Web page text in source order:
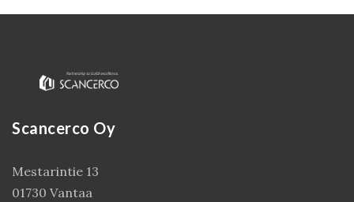
Scancerco Oy
Mestarintie 13
01730 Vantaa